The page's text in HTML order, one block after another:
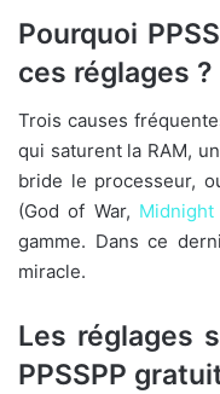
Pourquoi
ces réglages ?
Trois causes
qui saturent la RAM,
bride le processeur,
(God of War,
gamme. Dans ce
miracle.
Les réglages
PPSSPP